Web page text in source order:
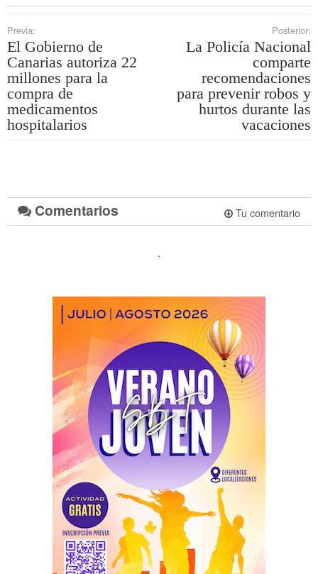
Previa:
El Gobierno de
Canarias autoriza 22
millones para la
compra de
medicamentos
hospitalarios
Posterior:
La Policía Nacional
comparte
recomendaciones
para prevenir robos y
hurtos durante las
vacaciones
Comentarios Tu comentario
.